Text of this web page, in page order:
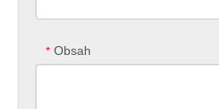
* Obsah